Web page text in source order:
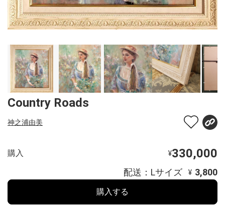
Country Roads
神之浦由美
購入 ¥330,000
配送：Lサイズ ¥ 3,800
購入する